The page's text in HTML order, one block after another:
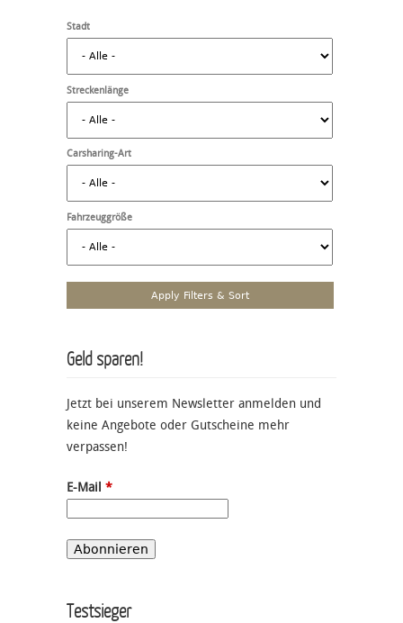
Stadt
Streckenlänge
Carsharing-Art
Fahrzeuggröße
Geld sparen!
Jetzt bei unserem Newsletter anmelden und
keine Angebote oder Gutscheine mehr
verpassen!
E-Mail *
Testsieger